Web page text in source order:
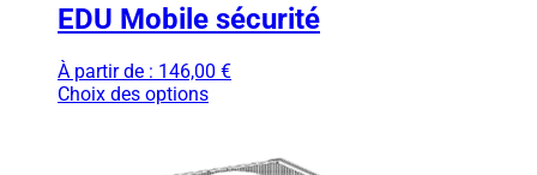
EDU Mobile sécurité
À partir de : 146,00 €
Choix des options